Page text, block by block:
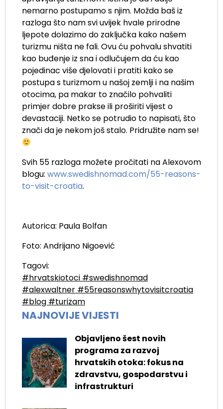
nemarno postupamo s njim. Možda baš iz
razloga što nam svi uvijek hvale prirodne
ljepote dolazimo do zaključka kako našem
turizmu ništa ne fali. Ovu ću pohvalu shvatiti
kao buđenje iz sna i odlučujem da ću kao
pojedinac više djelovati i pratiti kako se
postupa s turizmom u našoj zemlji i na našim
otocima, pa makar to značilo pohvaliti
primjer dobre prakse ili proširiti vijest o
devastaciji. Netko se potrudio to napisati, što
znači da je nekom još stalo. Pridružite nam se!
Svih 55 razloga možete pročitati na Alexovom
blogu: www.swedishnomad.com/55-reasons-
to-visit-croatia.
Autorica: Paula Bolfan
Foto: Andrijano Nigoević
Tagovi:
#hrvatskiotoci #swedishnomad
#alexwaltner #55reasonswhytovisitcroatia
#blog #turizam
NAJNOVIJE VIJESTI
Objavljeno šest novih
programa za razvoj
hrvatskih otoka: fokus na
zdravstvu, gospodarstvu i
infrastrukturi